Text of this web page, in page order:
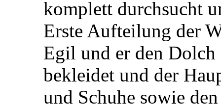
komplett durchsucht
Erste Aufteilung der
Egil und er den
bekleidet und der
und Schuhe sowie